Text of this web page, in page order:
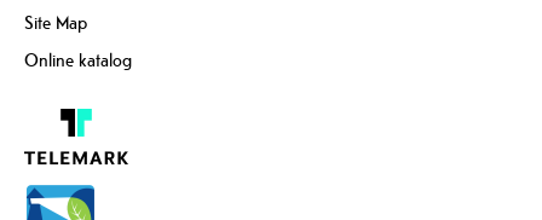
Site Map
Online katalog